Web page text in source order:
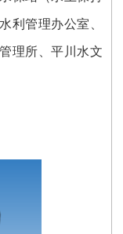
利管理办公室
理所 、平川水文